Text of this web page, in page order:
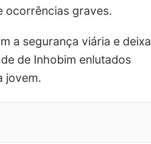
ocorrências graves.
a segurança viária e deixa
de Inhobim enlutados
jovem.